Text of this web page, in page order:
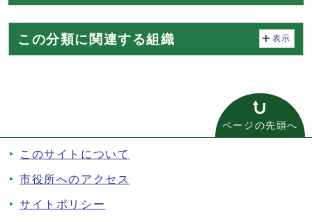
この分類に関連する組織 表示
ページの先頭へ
このサイトについて
市役所へのアクセス
サイトポリシー